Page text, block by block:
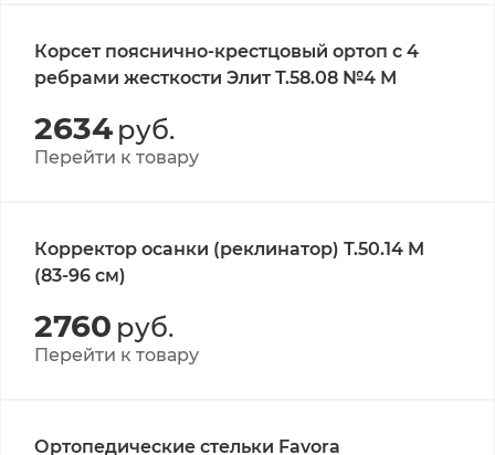
Корсет пояснично-крестцовый ортоп с 4
ребрами жесткости Элит Т.58.08 №4 М
2634 руб.
Перейти к товару
Корректор осанки (реклинатор) Т.50.14 M
(83-96 см)
2760 руб.
Перейти к товару
Ортопедические стельки Favora